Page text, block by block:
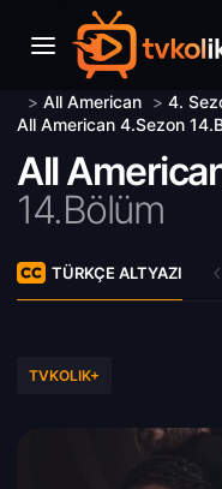
> All American > 4.
All American 4.Sezon
All
14.Bölüm
TÜRKÇE ALTYAZI
TVKOLIK+